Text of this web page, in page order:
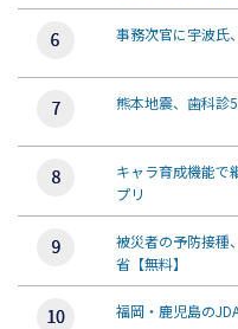
事務次官に宇波
熊本地震、歯科
キャラ育成機能
プリ
被災者の予防接
省【無料】
福岡・鹿児島の